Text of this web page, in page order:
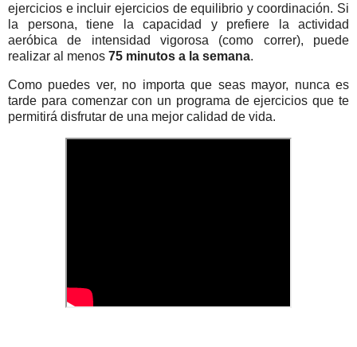
ejercicios e incluir ejercicios de equilibrio y coordinación. Si
la persona, tiene la capacidad y prefiere la actividad
aeróbica de intensidad vigorosa (como correr), puede
realizar al menos 75 minutos a la semana.
Como puedes ver, no importa que seas mayor, nunca es
tarde para comenzar con un programa de ejercicios que te
permitirá disfrutar de una mejor calidad de vida.